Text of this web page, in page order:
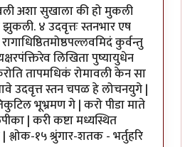
अशा सुखाला की हो मुकली
४ उदवृत्तः स्तनभार एष
कुर्वन्तु
लिखिता पुष्यायुधेन
तापमधिकं रोमावली केन सा
उदवृत्त स्तन चपळ हे लोचनयुगे |
भूभ्रमण गे | करो पीडा माते
| करी कष्टा मध्यस्थित
श्लोक-१५ श्रुंगार-शतक - भर्तुहरि